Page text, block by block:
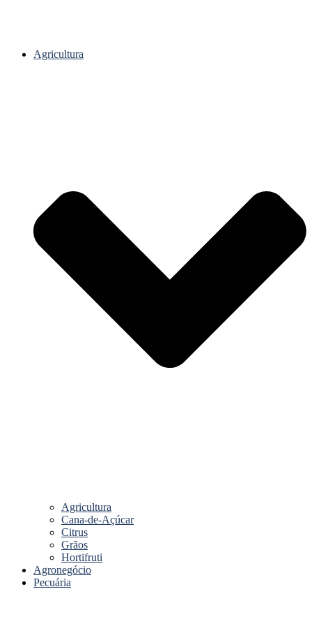
Agricultura
Agricultura
Cana-de-Açúcar
Citrus
Grãos
Hortifruti
Agronegócio
Pecuária